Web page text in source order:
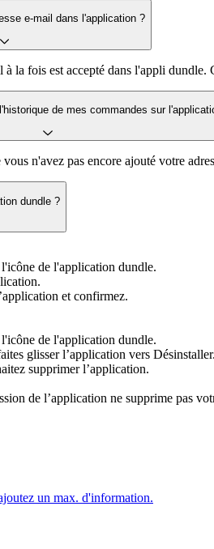
e-mail dans l'application ?
la fois est accepté dans l'appli
de mes commandes sur
n'avez pas encore ajouté votre
dundle ?
de l'application dundle.
et confirmez.
de l'application dundle.
glisser l’application vers Désinstaller.
supprimer l’application.
de l’application ne supprime pas
un max. d'information.